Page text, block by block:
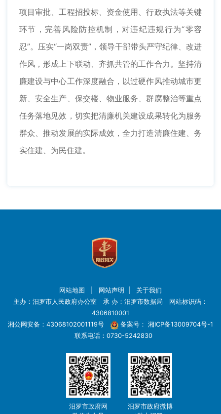
项目审批、工程招投标、资金使用、行政执法等关键
环节，完善风险防控机制，对违纪违规行为“零容
忍”。压实“一岗双责”，领导干部带头严守纪律、改进
作风，形成上下联动、齐抓共管的工作合力。坚持清
廉建设与中心工作深度融合，以过硬作风推动城市更
新、安全生产、保交楼、物业服务、群腐整治等重点
任务落地见效，切实把清廉机关建设成果转化为服务
群众、推动发展的实际成效，全力打造清廉住建、务
实住建、为民住建。
网站地图 网站声明
关于我们
主办：汨罗市人民政府办公室 承 办：汨罗市数据局 网站标识码：
4306810001
湘公网安备：43068102001119号
备案号： 湘ICP备13009704号-1
联系电话：0730-5242830
汨罗市政府网
汨罗市政府微博